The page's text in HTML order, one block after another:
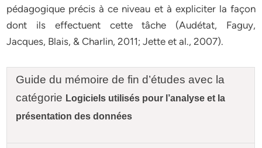
pédagogique précis à ce niveau et à expliciter la façon
dont ils effectuent cette tâche (Audétat, Faguy,
Jacques, Blais, & Charlin, 2011; Jette et al., 2007).
Guide du mémoire de fin d’études avec la
catégorie Logiciels utilisés pour l’analyse et la
présentation des données